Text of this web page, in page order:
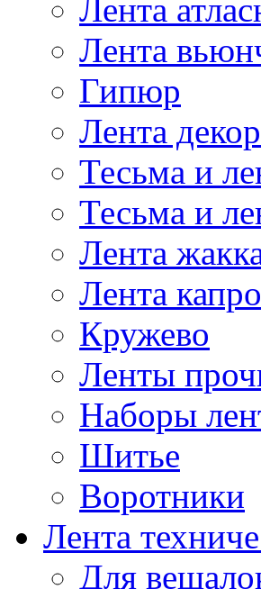
Лента
Лента
Гипюр
Лента
Тесьма и
Тесьма и
Лента
Лента
Кружево
Ленты
Наборы
Шитье
Воротники
Лента
Для